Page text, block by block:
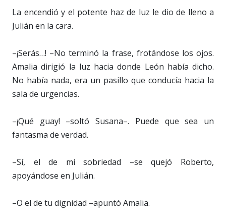
La encendió y el potente haz de luz le dio de lleno a
Julián en la cara.
–¡Serás…! –No terminó la frase, frotándose los ojos.
Amalia dirigió la luz hacia donde León había dicho.
No había nada, era un pasillo que conducía hacia la
sala de urgencias.
–¡Qué guay! –soltó Susana–. Puede que sea un
fantasma de verdad.
–Sí, el de mi sobriedad –se quejó Roberto,
apoyándose en Julián.
–O el de tu dignidad –apuntó Amalia.